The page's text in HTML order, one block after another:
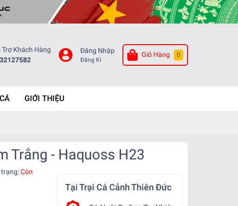
Trợ Khách Hàng
Đăng Nhập
Đăng Kí
Giỏ Hàng 0
GIỚI THIỆU
Trắng - Haquoss H23
trạng:Còn
Tại Trại Cá Cảnh Thiên Đức